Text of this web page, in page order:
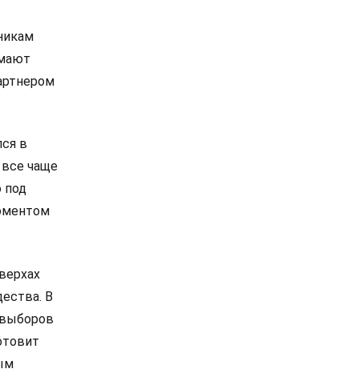
в
все чаще
под
В